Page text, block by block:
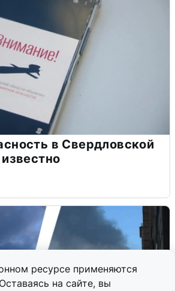
ресурсе применяются
на сайте, вы
в Свердловской